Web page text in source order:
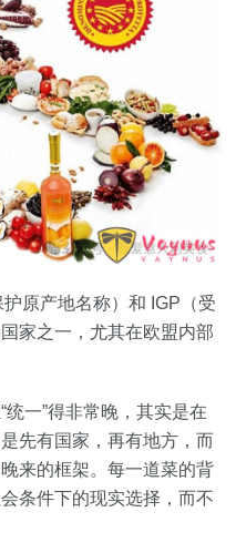
原产地名称）和 IGP（受
家之一，尤其在欧盟内部
一”得非常晚，其实是在
先有国家，再有地方，而
来的框架。每一道菜的背
条件下的现实选择，而不